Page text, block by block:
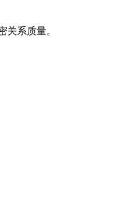
系质量。